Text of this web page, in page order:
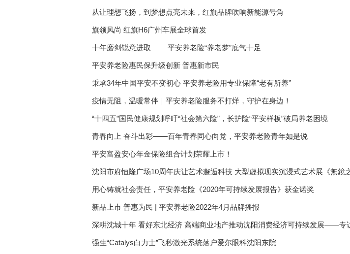
从让理想飞扬，到梦想点亮未来，红旗品牌吹响新能源号角
旗领风尚 红旗H6广州车展全球首发
十年磨剑锐意进取 ——平安养老险“养老梦”底气十足
平安养老险惠民保升级创新 普惠新市民
秉承34年中国平安不变初心 平安养老险用专业保障“老有所养”
疫情无阻，温暖常伴｜平安养老险服务不打烊，守护在身边！
“十四五”国民健康规划呼吁“社会第六险”，长护险“平安样板”破局养老困境
青春向上 奋斗出彩——百年青春同心向党，平安养老险青年如是说
平安富盈安心年金保险组合计划荣耀上市！
沈阳市府恒隆广场10周年庆让艺术邂逅科技 大型虚拟现实沉浸式艺术展《無鏡
梦》亮相沈城
用心铸就社会责任，平安养老险《2020年可持续发展报告》获金诺奖
新品上市 普惠为民 | 平安养老险2022年4月品牌播报
深耕沈城十年 看好东北经济 高端商业地产推动沈阳消费经济可持续发展——专
阳市府恒隆广场总经理施奕
强生“Catalys白力士”飞秒激光系统落户爱尔眼科沈阳东院